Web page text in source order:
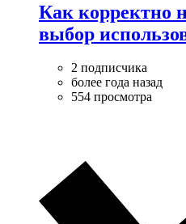
Как корректно
выбор
2 подписчика
более года назад
554 просмотра